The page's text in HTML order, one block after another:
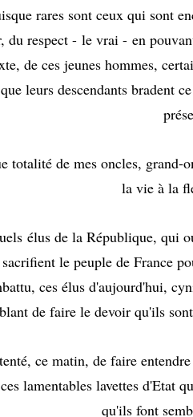
rares sont ceux qui sont
du respect - le vrai - en
de ces jeunes hommes,
leurs descendants bradent
totalité de mes oncles, grand-
la vie à la
élus de la République, qui
le peuple de France
ces élus d'aujourd'hui,
de faire le devoir qu'ils
ce matin, de faire
lamentables lavettes d'Etat
qu'ils font